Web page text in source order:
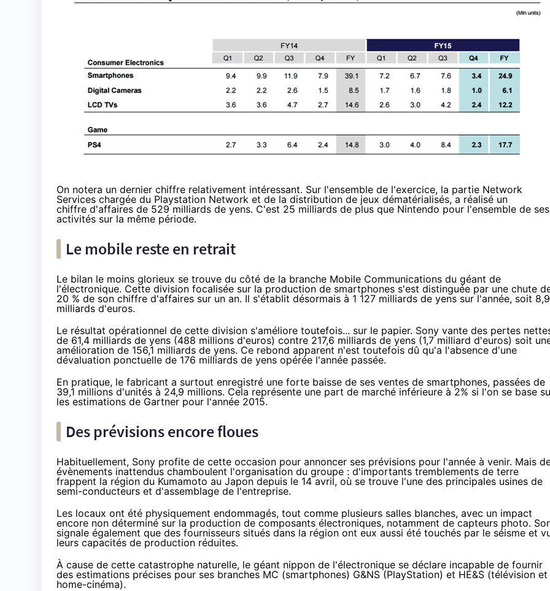
On notera un dernier chiffre relativement intéressant. Sur l'ensemble de l'exercice, la partie Network
Services chargée du Playstation Network et de la distribution de jeux dématérialisés, a réalisé un
chiffre d'affaires de 529 milliards de yens. C'est 25 milliards de plus que Nintendo pour l'ensemble de ses
activités sur la même période.
Le mobile reste en retrait
Le bilan le moins glorieux se trouve du côté de la branche Mobile Communications du géant de
l'électronique. Cette division focalisée sur la production de smartphones s'est distinguée par une chute
20 % de son chiffre d'affaires sur un an. Il s'établit désormais à 1 127 milliards de yens sur l'année, soit
milliards d'euros.
Le résultat opérationnel de cette division s'améliore toutefois... sur le papier. Sony vante des pertes
de 61,4 milliards de yens (488 millions d'euros) contre 217,6 milliards de yens (1,7 milliard d'euros) soit
amélioration de 156,1 milliards de yens. Ce rebond apparent n'est toutefois dû qu'a l'absence d'une
dévaluation ponctuelle de 176 milliards de yens opérée l'année passée.
En pratique, le fabricant a surtout enregistré une forte baisse de ses ventes de smartphones, passées de
39,1 millions d'unités à 24,9 millions. Cela représente une part de marché inférieure à 2% si l'on se base
les estimations de Gartner pour l'année 2015.
Des prévisions encore floues
Habituellement, Sony profite de cette occasion pour annoncer ses prévisions pour l'année à venir. Mais
évènements inattendus chamboulent l'organisation du groupe : d'importants tremblements de terre
frappent la région du Kumamoto au Japon depuis le 14 avril, où se trouve l'une des principales usines de
semi-conducteurs et d'assemblage de l'entreprise.
Les locaux ont été physiquement endommagés, tout comme plusieurs salles blanches, avec un impact
encore non déterminé sur la production de composants électroniques, notamment de capteurs photo.
signale également que des fournisseurs situés dans la région ont eux aussi été touchés par le séisme et
leurs capacités de production réduites.
À cause de cette catastrophe naturelle, le géant nippon de l'électronique se déclare incapable de fournir
des estimations précises pour ses branches MC (smartphones) G&NS (PlayStation) et HE&S (télévision et
home-cinéma).